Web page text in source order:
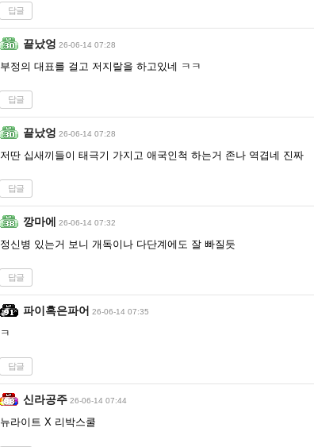
답글
끝났엉 26-06-14 07:28
부정의 대표를 걸고 저지랄을 하고있네 ㅋㅋ
답글
끝났엉 26-06-14 07:28
저딴 십새끼들이 태극기 가지고 애국인척 하는거 존나 역겹네 진짜
답글
깡마에 26-06-14 07:32
정신병 있는거 보니 개독이나 다단계에도 잘 빠질듯
답글
파이혹은파어 26-06-14 07:35
ㅋ
답글
신라공주 26-06-14 07:44
뉴라이트 X 리박스쿨